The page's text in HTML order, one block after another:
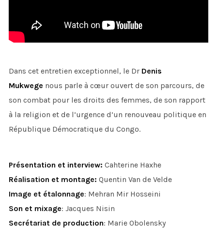
Dans cet entretien exceptionnel, le Dr Denis
Mukwege nous parle à cœur ouvert de son parcours, de
son combat pour les droits des femmes, de son rapport
à la religion et de l’urgence d’un renouveau politique en
République Démocratique du Congo.
Présentation et interview: Cahterine Haxhe
Réalisation et montage: Quentin Van de Velde
Image et étalonnage: Mehran Mir Hosseini
Son et mixage: Jacques Nisin
Secrétariat de production: Marie Obolensky